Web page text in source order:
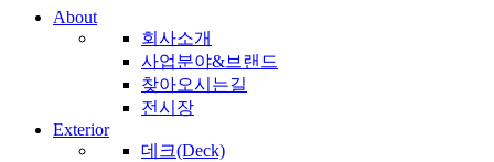
About
회사소개
사업분야&브랜드
찾아오시는길
전시장
Exterior
데크(Deck)